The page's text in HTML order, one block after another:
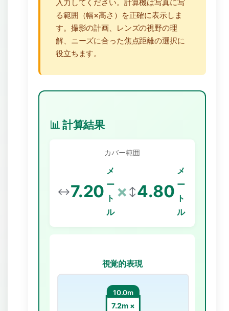
入力してください。計算機は写真に写
る範囲（幅×高さ）を正確に表示しま
す。撮影の計画、レンズの視野の理
解、ニーズに合った焦点距離の選択に
役立ちます。
📊 計算結果
カバー範囲
↔️7.20
メ
ー
ト
ル
× ↕️4.80
メ
ー
ト
ル
視覚的表現
10.0m
7.2m ×